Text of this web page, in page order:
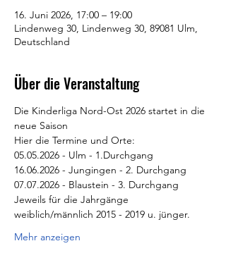
16. Juni 2026, 17:00 – 19:00
Lindenweg 30, Lindenweg 30, 89081 Ulm,
Deutschland
Über die Veranstaltung
Die Kinderliga Nord-Ost 2026 startet in die
neue Saison
Hier die Termine und Orte:
05.05.2026 - Ulm - 1.Durchgang
16.06.2026 - Jungingen - 2. Durchgang
07.07.2026 - Blaustein - 3. Durchgang
Jeweils für die Jahrgänge
weiblich/männlich 2015 - 2019 u. jünger.
Mehr anzeigen